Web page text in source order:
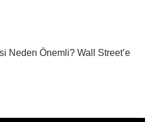
Neden Önemli? Wall Street’e